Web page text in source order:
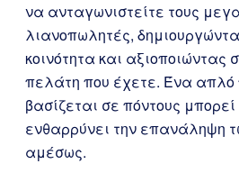
να ανταγωνιστείτε τους
λιανοπωλητές,
κοινότητα και αξιοποιώντας
πελάτη που έχετε. Ένα
βασίζεται σε πόντους
ενθαρρύνει την επανάληψη
αμέσως.